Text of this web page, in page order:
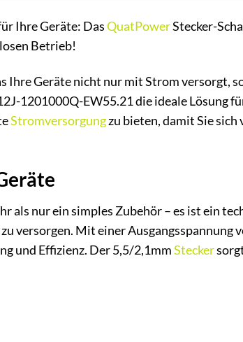
Ihre Geräte: DasQuatPowerStecker-
Betrieb!
Ihre Geräte nicht nur mit Strom versorgt,
1201000Q-EW55.21 die ideale Lösung
Stromversorgungzu bieten, damit Sie
als nur ein simples Zubehör – es ist ein
versorgen. Mit einer Ausgangsspannung
und Effizienz. Der 5,5/2,1mmStecker